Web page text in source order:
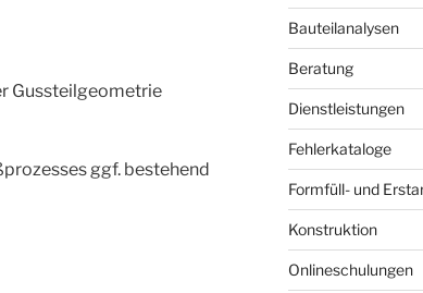
Gussteilgeometrie
ggf. bestehend
Bauteilanalysen
Beratung
Dienstleistungen
Fehlerkataloge
Formfüll- und
Konstruktion
Onlineschulungen